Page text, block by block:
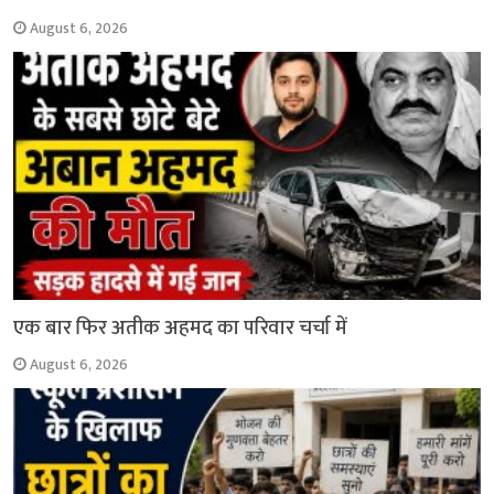
August 6, 2026
एक बार फिर अतीक अहमद का परिवार चर्चा में
August 6, 2026